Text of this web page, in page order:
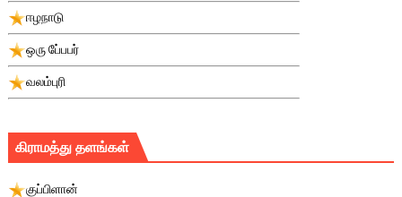
ஈழநாடு
ஒரு பே்பபர்
வலம்புரி
கிராமத்து தளங்கள்
குப்பிளான்